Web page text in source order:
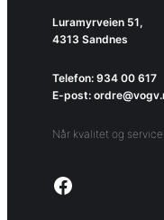
Luramyrveien 51,
4313 Sandnes
Telefon: 934 00 617
E-post:
Når kvalitet og service
Link to facebook page